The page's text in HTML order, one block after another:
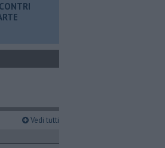
Vedi tutti